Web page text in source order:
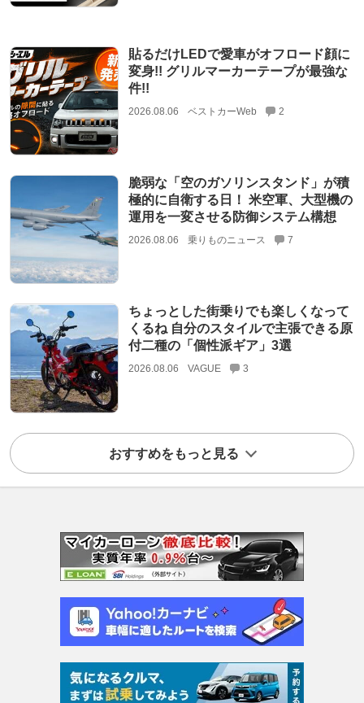
貼るだけLEDで愛車がオフロード顔に
変身!! グリルマーカーテープが最強な
件!!
2026.08.06 ベストカーWeb 2
脆弱な「空のガソリンスタンド」が積
極的に自衛する日！ 米空軍、大型機の
運用を一変させる防御システム構想
2026.08.06 乗りものニュース 7
ちょっとした街乗りでも楽しくなって
くるね 自分のスタイルで主張できる原
付二種の「個性派ギア」3選
2026.08.06 VAGUE 3
おすすめをもっと見る